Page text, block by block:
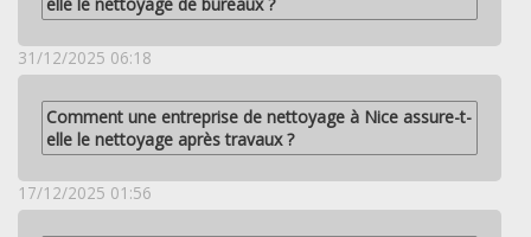
31/12/2025 06:18
Comment une entreprise de nettoyage à Nice assure-t-
elle le nettoyage après travaux ?
17/12/2025 01:56